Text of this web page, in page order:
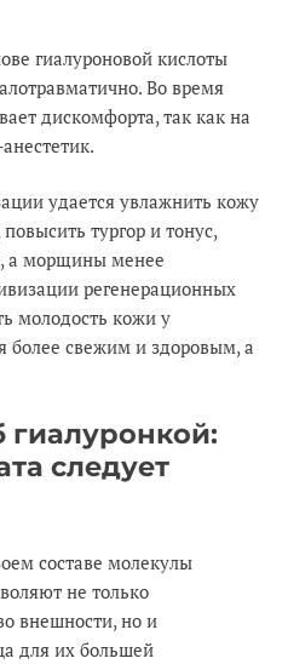
гиалуроновой кислоты
Во время
дискомфорта, так как на
удается увлажнить кожу
тургор и тонус,
а морщины менее
регенерационных
молодость кожи у
более свежим и здоровым, а
гиалуронкой:
следует
составе молекулы
не только
внешности, но и
для их большей